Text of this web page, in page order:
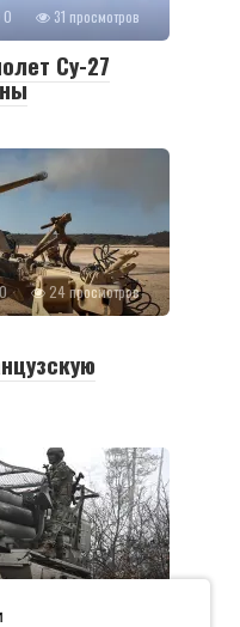
0 31 просмотров
Су-27
24 просмотров